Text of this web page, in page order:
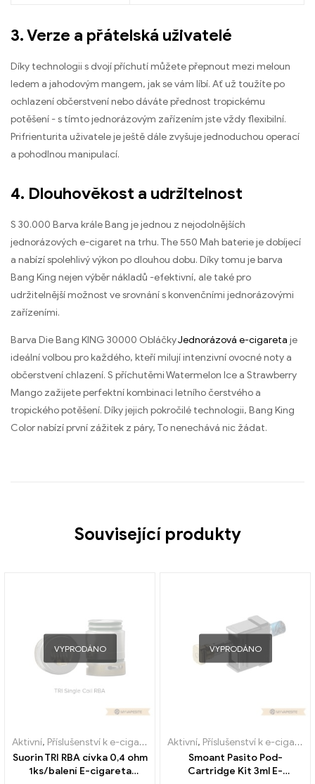
3. Verze a přátelská uživatelé
Díky technologii s dvojí příchutí můžete přepnout mezi meloun
ledem a jahodovým mangem, jak se vám líbí. Ať už toužíte po
ochlazení občerstvení nebo dáváte přednost tropickému
potěšení - s tímto jednorázovým zařízením jste vždy flexibilní.
Prifrienturita uživatele je ještě dále zvyšuje jednoduchou operací
a pohodlnou manipulací.
4. Dlouhověkost a udržitelnost
S 30.000 Barva krále Bang je jednou z nejodolnějších
jednorázových e-cigaret na trhu. The 550 Mah baterie je dobíjecí
a nabízí spolehlivý výkon po dlouhou dobu. Díky tomu je barva
Bang King nejen výběr nákladů -efektivní, ale také pro
udržitelnější možnost ve srovnání s konvenčními jednorázovými
zařízeními.
Barva Die Bang KING 30000 ObláčkyJednorázová e-cigareta je
ideální volbou pro každého, kteří milují intenzivní ovocné noty a
občerstvení chlazení. S příchutěmi Watermelon Ice a Strawberry
Mango zažijete perfektní kombinaci letního čerstvého a
tropického potěšení. Díky jejich pokročilé technologii, Bang King
Color nabízí první zážitek z páry, To nenechává nic žádat.
Související produkty
VYPRODÁNO
Aktivní, Příslušenství k e-cigaretám ,Výparník
Suorin TRI RBA cívka 0,4 ohm
1ks/balení E-cigareta
VYPRODÁNO
Aktivní, Příslušenství k e-cigaretám
Smoant Pasito Pod-
Cartridge Kit 3ml E-